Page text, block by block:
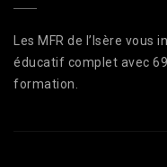
Les MFR de l’Isère
éducatif complet avec
formation.